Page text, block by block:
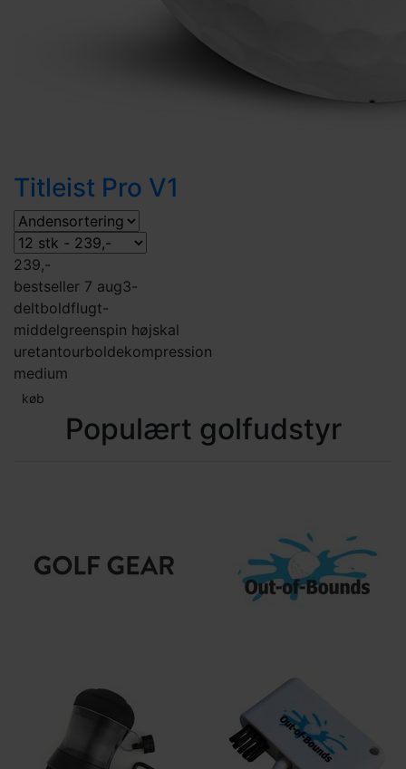
Titleist Pro V1
239,-
bestseller 7 aug3-
deltboldflugt-
middelgreenspin højskal
uretantourboldekompression
medium
køb
Populært golfudstyr